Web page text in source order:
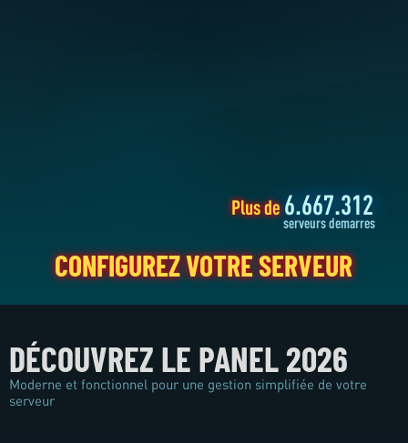
CONFIGUREZ VOTRE SERVEUR
Plus de
DÉCOUVREZ LE PANEL 2026
Moderne et fonctionnel pour une gestion simplifiée de votre
serveur